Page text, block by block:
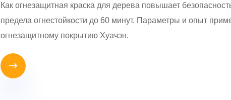
Как огнезащитная краска для дерева повышает
предела огнестойкости до 60 минут. Параметры и опыт
огнезащитному покрытию Хуачэн.
